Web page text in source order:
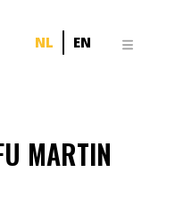
NL EN
MARTIN